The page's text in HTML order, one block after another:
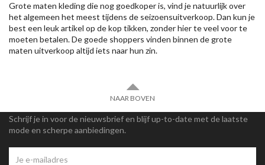
Grote maten kleding die nog goedkoper is, vind je natuurlijk over
het algemeen het meest tijdens de seizoensuitverkoop. Dan kun je
best een leuk artikel op de kop tikken, zonder hier te veel voor te
moeten betalen. De goede shoppers vinden binnen de grote
maten uitverkoop altijd iets naar hun zin.
NAAR BOVEN
Schrijf je in voor de nieuwsbrief en blijf up-to-date met de laatste
mode en scherpe aanbiedingen.